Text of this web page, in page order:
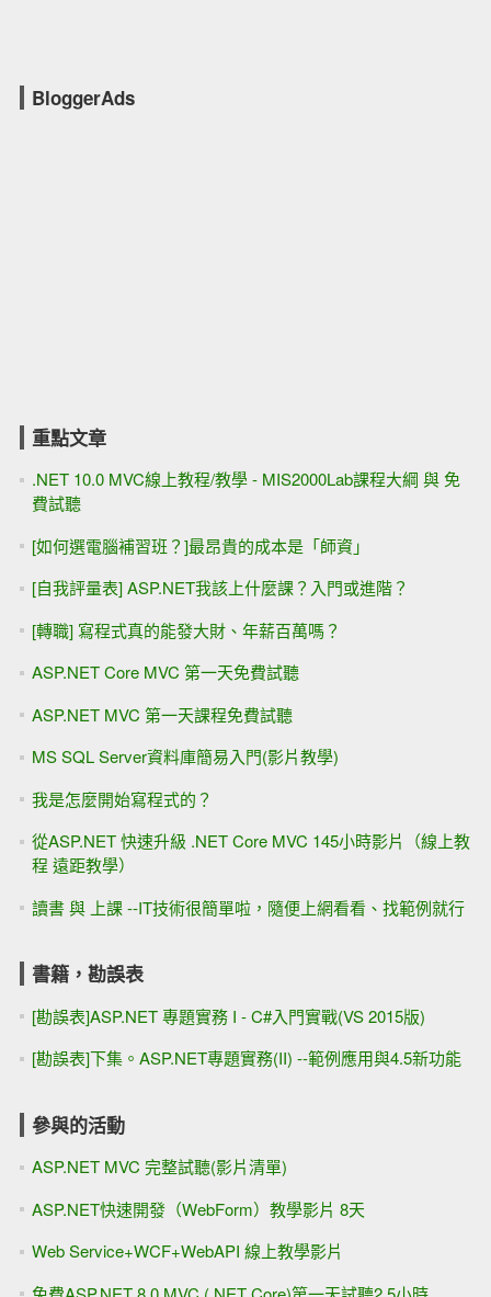
BloggerAds
重點文章
.NET 10.0 MVC線上教程/教學 - MIS2000Lab課程大綱 與 免
費試聽
[如何選電腦補習班？]最昂貴的成本是「師資」
[自我評量表] ASP.NET我該上什麼課？入門或進階？
[轉職] 寫程式真的能發大財、年薪百萬嗎？
ASP.NET Core MVC 第一天免費試聽
ASP.NET MVC 第一天課程免費試聽
MS SQL Server資料庫簡易入門(影片教學)
我是怎麼開始寫程式的？
從ASP.NET 快速升級 .NET Core MVC 145小時影片（線上教
程 遠距教學）
讀書 與 上課 --IT技術很簡單啦，隨便上網看看、找範例就行
書籍，勘誤表
[勘誤表]ASP.NET 專題實務 I - C#入門實戰(VS 2015版)
[勘誤表]下集。ASP.NET專題實務(II) --範例應用與4.5新功能
參與的活動
ASP.NET MVC 完整試聽(影片清單)
ASP.NET快速開發（WebForm）教學影片 8天
Web Service+WCF+WebAPI 線上教學影片